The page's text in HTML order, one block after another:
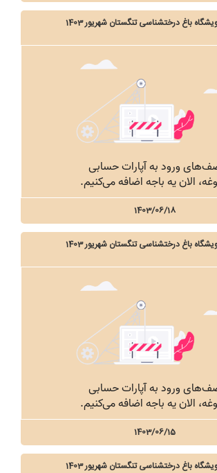
باغ درختشناسی تنگستان شهریور 1403
1403/06/18
باغ درختشناسی تنگستان شهریور 1403
1403/06/15
باغ درختشناسی تنگستان شهریور 1403